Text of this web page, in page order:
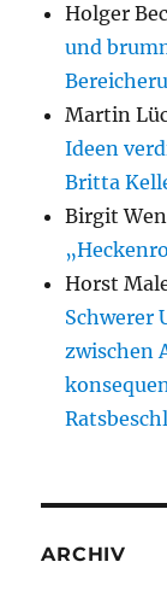
Holger
und
Martin
Ideen
Britta
Birgit
Horst
Schwerer
zwischen
ARCHIV